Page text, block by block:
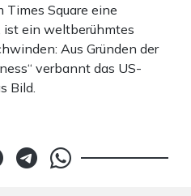
Times Square eine
ist ein weltberühmtes
Aus Gründen der
verbannt das US-
Bild.